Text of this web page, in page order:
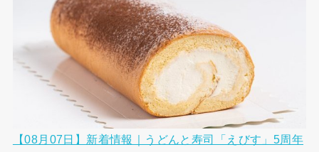
【08月07日】新着情報｜うどんと寿司「えびす」5周年